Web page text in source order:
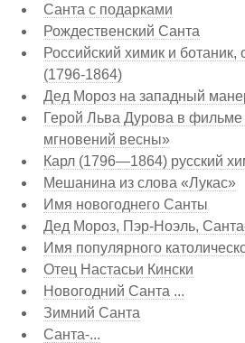
Санта с подарками
Рождественский Санта
Российский химик и ботаник,
(1796-1864)
Дед Мороз на западный
Герой Льва Дурова в
мгновений весны»
Карл (1796—1864) русский
Мешанина из слова «Лукас»
Имя новогоднего Санты
Дед Мороз, Пэр-Ноэль,
Имя популярного
Отец Настасьи Кински
Новогодний Санта ...
Зимний Санта
Санта-...